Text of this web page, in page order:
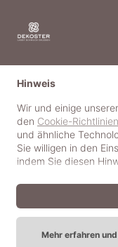
© 2018-2025 dekoster
Hinweis
Wir und einige
den Cookie-Richtlinien
und ähnliche
Sie willigen in den
indem Sie diesen
Mehr erfahren